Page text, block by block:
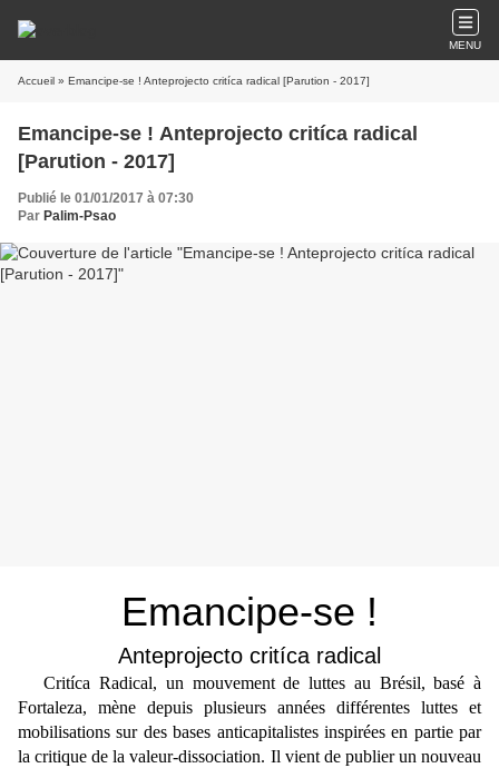
MENU
Accueil » Emancipe-se ! Anteprojecto critíca radical [Parution - 2017]
Emancipe-se ! Anteprojecto critíca radical
[Parution - 2017]
Publié le 01/01/2017 à 07:30
Par Palim-Psao
Emancipe-se !
Anteprojecto critíca radical
Critíca Radical, un mouvement de luttes au Brésil, basé à
Fortaleza, mène depuis plusieurs années différentes luttes et
mobilisations sur des bases anticapitalistes inspirées en partie par
la critique de la valeur-dissociation. Il vient de publier un nouveau